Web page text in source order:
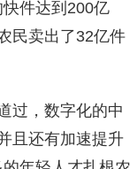
件达到200亿
民卖出了32亿件
过，数字化的中
且还有加速提升